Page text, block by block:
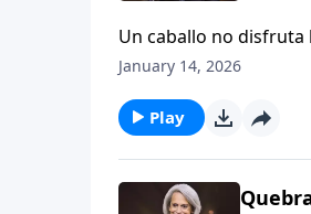
Un caballo no disfruta
nuestra relación con
January 14, 2026
Play